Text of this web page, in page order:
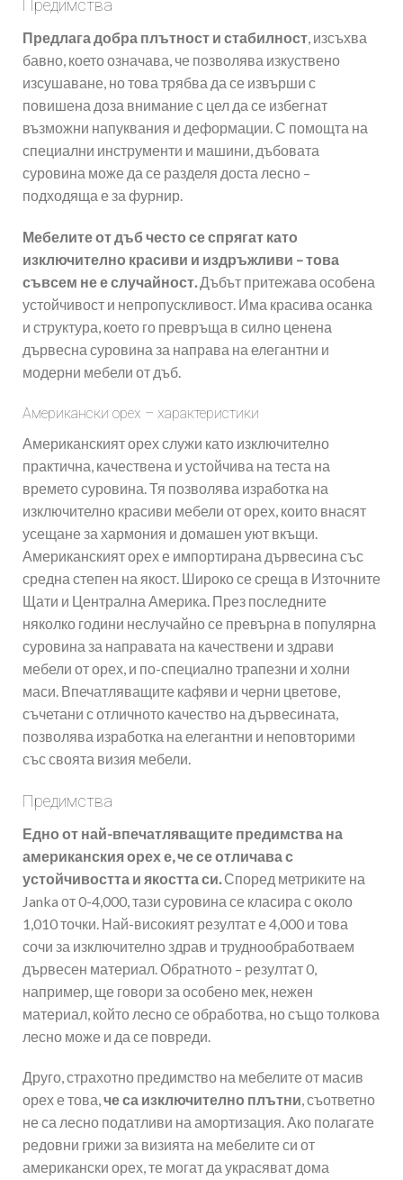
Предимства
Предлага добра плътност и стабилност, изсъхва
бавно, което означава, че позволява изкуствено
изсушаване, но това трябва да се извърши с
повишена доза внимание с цел да се избегнат
възможни напуквания и деформации. С помощта на
специални инструменти и машини, дъбовата
суровина може да се разделя доста лесно –
подходяща е за фурнир.
Мебелите от дъб често се спрягат като
изключително красиви и издръжливи – това
съвсем не е случайност.Дъбът притежава особена
устойчивост и непропускливост. Има красива осанка
и структура, което го превръща в силно ценена
дървесна суровина за направа на елегантни и
модерни мебели от дъб.
Американски орех – характеристики
Американският орех служи като изключително
практична, качествена и устойчива на теста на
времето суровина. Тя позволява изработка на
изключително красиви мебели от орех, които внасят
усещане за хармония и домашен уют вкъщи.
Американският орех е импортирана дървесина със
средна степен на якост. Широко се среща в Източните
Щати и Централна Америка. През последните
няколко години неслучайно се превърна в популярна
суровина за направата на качествени и здрави
мебели от орех, и по-специално трапезни и холни
маси. Впечатляващите кафяви и черни цветове,
съчетани с отличното качество на дървесината,
позволява изработка на елегантни и неповторими
със своята визия мебели.
Предимства
Едно от най-впечатляващите предимства на
американския орех е, че се отличава с
устойчивостта и якостта си. Според метриките на
Janka от 0-4,000, тази суровина се класира с около
1,010 точки. Най-високият резултат е 4,000 и това
сочи за изключително здрав и труднообработваем
дървесен материал. Обратното – резултат 0,
например, ще говори за особено мек, нежен
материал, който лесно се обработва, но също толкова
лесно може и да се повреди.
Друго, страхотно предимство на мебелите от масив
орех е това,че са изключително плътни, съответно
не са лесно податливи на амортизация. Ако полагате
редовни грижи за визията на мебелите си от
американски орех, те могат да украсяват дома